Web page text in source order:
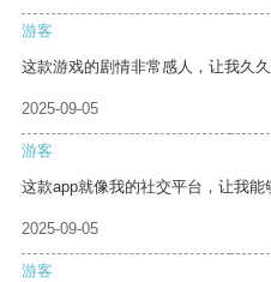
游客
这款游戏的剧情非常感人，让我久久
2025-09-05
游客
这款app就像我的社交平台，让我能
2025-09-05
游客